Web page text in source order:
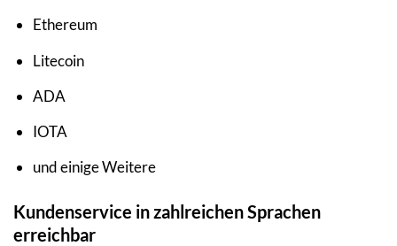
Ethereum
Litecoin
ADA
IOTA
und einige Weitere
Kundenservice in zahlreichen Sprachen
erreichbar